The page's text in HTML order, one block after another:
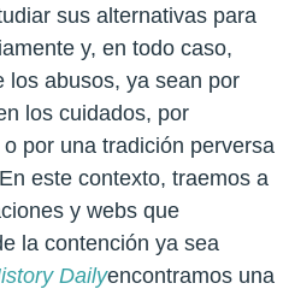
sus alternativas para
y, en todo caso,
los abusos, ya sean por
los cuidados, por
por una tradición perversa
este contexto, traemos a
y webs que
la contención ya sea
Dailyencontramos una